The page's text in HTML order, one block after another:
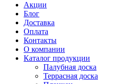
Акции
Блог
Доставка
Оплата
Контакты
О компании
Каталог продукции
Палубная доска
Террасная доска